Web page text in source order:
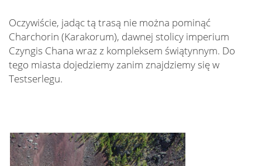
Oczywiście, jadąc tą trasą nie można pominąć
Charchorin (Karakorum), dawnej stolicy imperium
Czyngis Chana wraz z kompleksem świątynnym. Do
tego miasta dojedziemy zanim znajdziemy się w
Testserlegu.